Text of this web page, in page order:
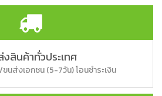
สินค้าทั่วประเทศ
ส่งเอกชน (5-7วัน) โอนชำระเงิน